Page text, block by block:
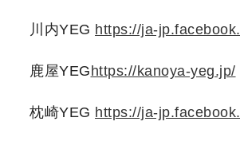
川内YEG https://ja-
鹿屋YEG https://kanoya-yeg.jp/
枕崎YEG https://ja-